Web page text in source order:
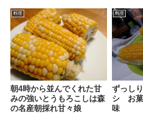
料理
朝4時から並んでくれた甘
みの強いとうもろこしは森
の名産朝採れ甘々娘
料理
ずっし
シ お菓
味